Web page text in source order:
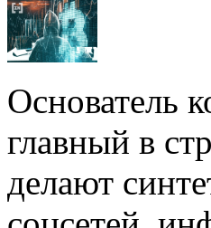
Основатель
главный в
делают